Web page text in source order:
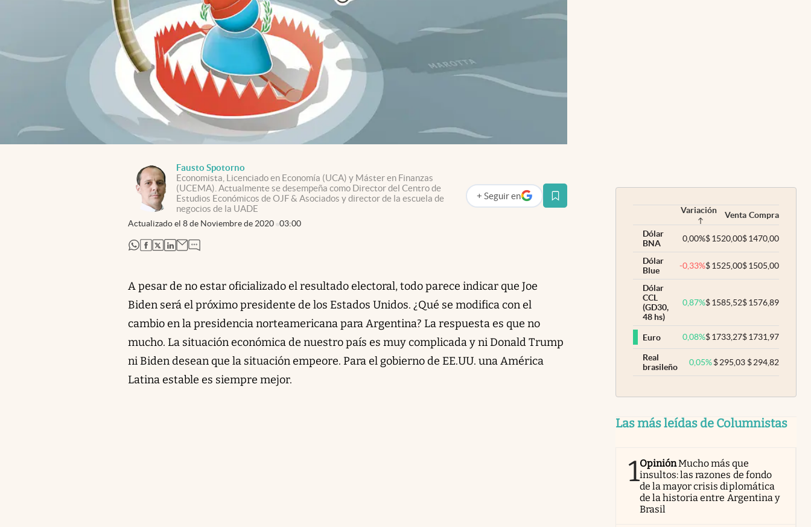
Fausto Spotorno
Economista, Licenciado en Economía (UCA) y Máster en Finanzas
(UCEMA). Actualmente se desempeña como Director del Centro de
Estudios Económicos de OJF & Asociados y director de la escuela de
negocios de la UADE
Actualizado el 8 de Noviembre de 2020 03:00
+ Seguir en
abre en nueva pestaña
abre en nueva pestaña
abre en nueva pestaña
abre en nueva pestaña
abre en nueva pestaña
A pesar de no estar oficializado el resultado electoral, todo parece indicar que Joe
Biden será el próximo presidente de los Estados Unidos. ¿Qué se modifica con el
cambio en la presidencia norteamericana para Argentina? La respuesta es que no
mucho. La situación económica de nuestro país es muy complicada y ni Donald Trump
ni Biden desean que la situación empeore. Para el gobierno de EE.UU. una América
Latina estable es siempre mejor.
Variación Venta Compra
Dólar
BNA
0,00%$1520,00$1470,00
Dólar
Blue
-0,33%$1525,00$1505,00
Dólar
CCL
(GD30,
48 hs)
0,87%$1585,52$1576,89
Euro 0,08%$1733,27$1731,97
Real
brasileño
0,05% $295,03 $294,82
Las más leídas de Columnistas
1OpiniónMucho más que
insultos: las razones de fondo
de la mayor crisis diplomática
de la historia entre Argentina y
Brasil